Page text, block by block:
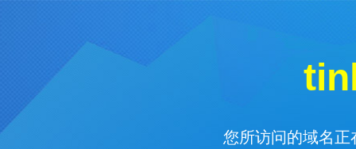
您所访问的域名